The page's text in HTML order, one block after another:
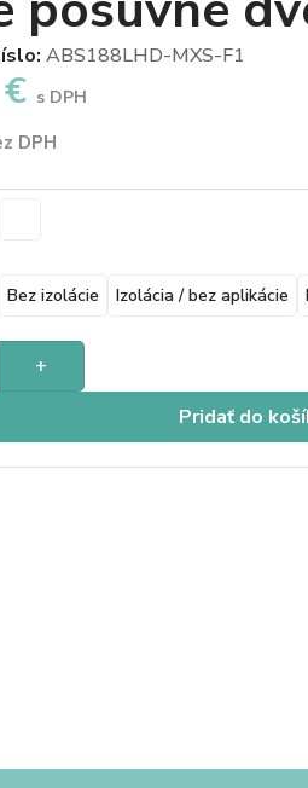
ABS188LHD-MXS-F1
€ s DPH
DPH
Bez izolácie Izolácia / bez aplikácie
+
Pridať do